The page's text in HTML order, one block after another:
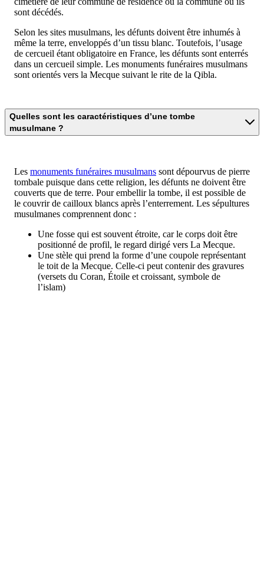
sont décédés.
Selon les sites musulmans, les défunts doivent être inhumés à
même la terre, enveloppés d’un tissu blanc. Toutefois, l’usage
de cercueil étant obligatoire en France, les défunts sont enterrés
dans un cercueil simple. Les monuments funéraires musulmans
sont orientés vers la Mecque suivant le rite de la Qibla.
Quelles sont les caractéristiques d’une tombe
musulmane ?
Les monuments funéraires musulmans sont dépourvus de pierre
tombale puisque dans cette religion, les défunts ne doivent être
couverts que de terre. Pour embellir la tombe, il est possible de
le couvrir de cailloux blancs après l’enterrement. Les sépultures
musulmanes comprennent donc :
Une fosse qui est souvent étroite, car le corps doit être
positionné de profil, le regard dirigé vers La Mecque.
Une stèle qui prend la forme d’une coupole représentant
le toit de la Mecque. Celle-ci peut contenir des gravures
(versets du Coran, Étoile et croissant, symbole de
l’islam)